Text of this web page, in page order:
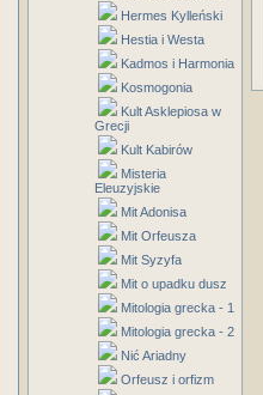
Hermes Kylleński
Hestia i Westa
Kadmos i Harmonia
Kosmogonia
Kult Asklepiosa w
Grecji
Kult Kabirów
Misteria
Eleuzyjskie
Mit Adonisa
Mit Orfeusza
Mit Syzyfa
Mit o upadku dusz
Mitologia grecka - 1
Mitologia grecka - 2
Nić Ariadny
Orfeusz i orfizm